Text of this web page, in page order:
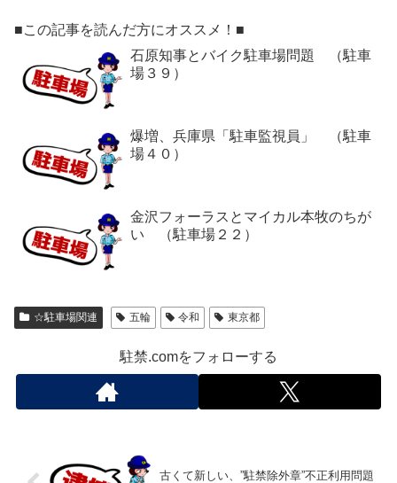
■この記事を読んだ方にオススメ！■
石原知事とバイク駐車場問題 （駐車
場３９）
爆増、兵庫県「駐車監視員」 （駐車
場４０）
金沢フォーラスとマイカル本牧のちが
い （駐車場２２）
☆駐車場関連 五輪 令和 東京都
駐禁.comをフォローする
古くて新しい、”駐禁除外章”不正利用問題